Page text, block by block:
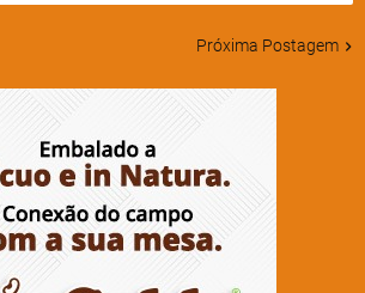
Próxima Postagem